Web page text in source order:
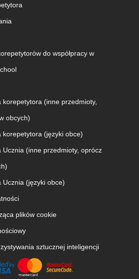
do współpracy w
korepetytora (inne przedmioty,
obcych)
korepetytora (języki obce)
Ucznia (inne przedmioty, oprócz
Ucznia (języki obce)
plików cookie
sztucznej inteligencji